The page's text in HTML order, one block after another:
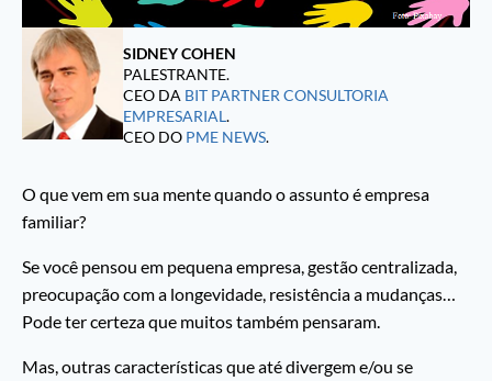
SIDNEY COHEN
PALESTRANTE.
CEO DA BIT PARTNER CONSULTORIA
EMPRESARIAL.
CEO DO PME NEWS.
O que vem em sua mente quando o assunto é empresa
familiar?
Se você pensou em pequena empresa, gestão centralizada,
preocupação com a longevidade, resistência a mudanças…
Pode ter certeza que muitos também pensaram.
Mas, outras características que até divergem e/ou se